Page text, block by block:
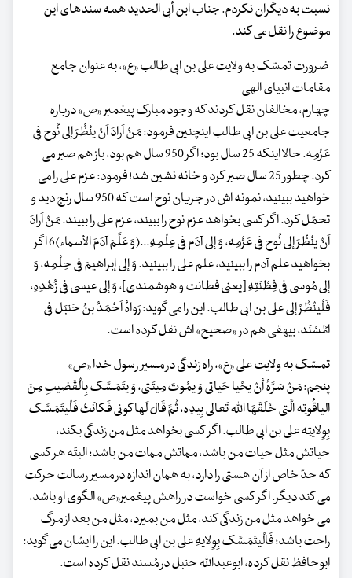
نسبت به دیگران نکردم. جناب ابن أبی الحدید همه سندهای این
موضوع را نقل می کند.
ضرورت تمسّک به ولایت علی بن ابی طالب «ع»، به عنوان جامع
مقامات انبیای الهی
چهارم، مخالفان نقل کردند که وجود مبارک پیغمبر «ص» درباره
جامعیت علی بن ابی طالب اینچنین فرمود: مَنْ اَرادَ اَنْ ینْظُرَ إلی نُوح فِی
عَزْمِه. حالا اینکه 25 سال بود؛ اگر 950 سال هم بود، باز هم صبر می
کرد. چطور 25 سال صبر کرد و خانه نشین شد! فرمود: عزم علی را می
خواهید ببینید، نمونه اش در جریان نوح است که 950 سال رنج دید و
تحمّل کرد. اگر کسی بخواهد عزم نوح را ببیند، عزم علی را ببیند. مَنْ اَرادَ
اَنْ ینْظُرَ إلی نُوح فِی عَزْمِه، وَ إلی آدَم فِی عِلْمِهِ...(وَ عَلَّمَ آدَمَ الأسماء)6 اگر
بخواهید علم آدم را ببینید، علم علی را ببینید. وَ إلی إبراهیمَ فِی حِلْمِه، وَ
إلی مُوسی فِی فِطْنَتِهِ [یعنی فطانت و هوشمندی]، وَ إلی عیسی فِی زُهْدِهِ،
فَلْینْظُرْ إلی علی بن ابی طالب. این را می گوید: رَواهُ اَحْمَدُ بنُ حَنبَل فِی
المُسْنَد، بیهقی هم در «صحیح» اش نقل کرده است.
تمسّک به ولایت علی «ع»، راه زندگی در مسیر رسول خدا «ص»
پنجم: مَنْ سَرَّهُ أنْ یحْیا حَیاتی وَ یمُوتَ مِیتَتی، وَ یتَمَسَّک بِالْقَضیبِ مِنَ
الیاقُوتِه الَّتی خَلَقَهَا الله تَعالی بِیدِه، ثُمَّ قَالَ لَها کونی فَکانَتْ فَلْیتَمَسَّک
بِوِلایتِه علی بن ابی طالب. اگر کسی بخواهد مثل من زندگی بکند،
حیاتش مثل حیات من باشد، مماتش ممات من باشد؛ البتّه هر کسی
که حدّ خاص از آن هستی را دارد، به همان اندازه در مسیر رسالت حرکت
می کند دیگر. اگر کسی خواست در راهش پیغمبر«ص» الگوی او باشد،
می خواهد مثل من زندگی کند، مثل من بمیرد، مثل من بعد از مرگ
راحت باشد؛ فَالْیتَمَسَّک بِوِلایهِ علی بن ابی طالب. این را ایشان می گوید:
ابوحافظ نقل کرده، ابوعبدالله حنبل در مُسند نقل کرده است.